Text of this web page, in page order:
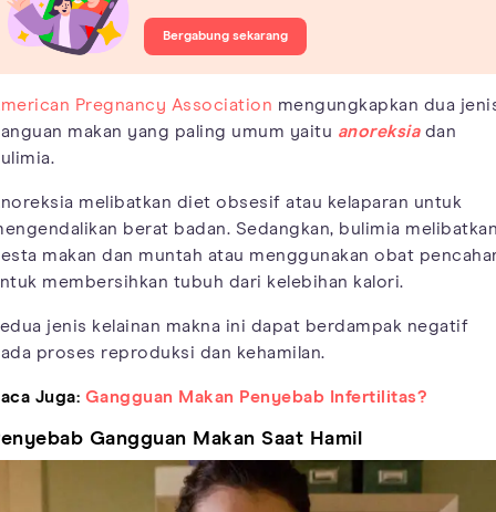
Bergabung sekarang
Pregnancy Association mengungkapkan dua
makan yang paling umum yaitu anoreksiadan
melibatkan diet obsesif atau kelaparan untuk
berat badan. Sedangkan, bulimia
makan dan muntah atau menggunakan obat
membersihkan tubuh dari kelebihan kalori.
jenis kelainan makna ini dapat berdampak negatif
proses reproduksi dan kehamilan.
Juga: Gangguan Makan Penyebab Infertilitas?
Gangguan Makan Saat Hamil